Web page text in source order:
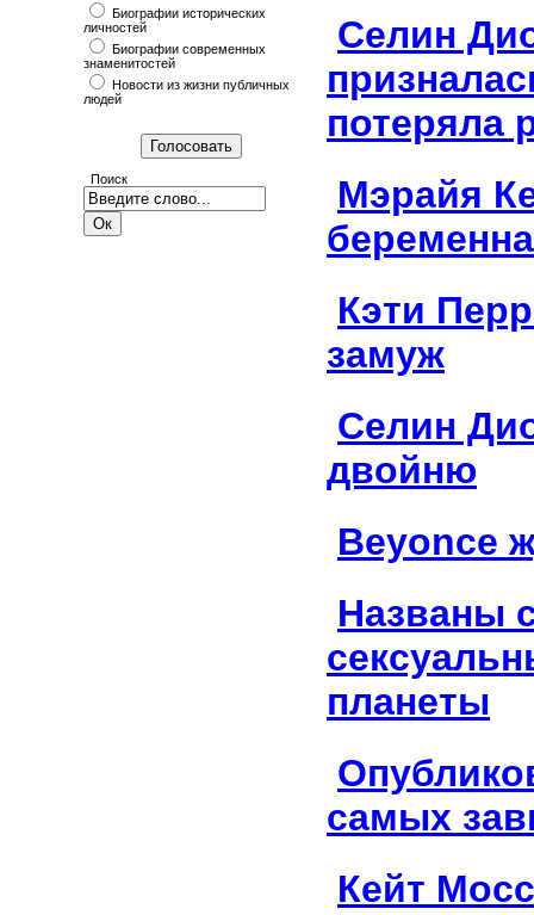
Биографии исторических
личностей
Биографии современных
знаменитостей
Новости из жизни публичных
людей
Поиск
Селин
потеряла
Мэрайя
беременна
Кэти
замуж
Селин
двойню
Beyonce
Названы
планеты
самых
Кейт